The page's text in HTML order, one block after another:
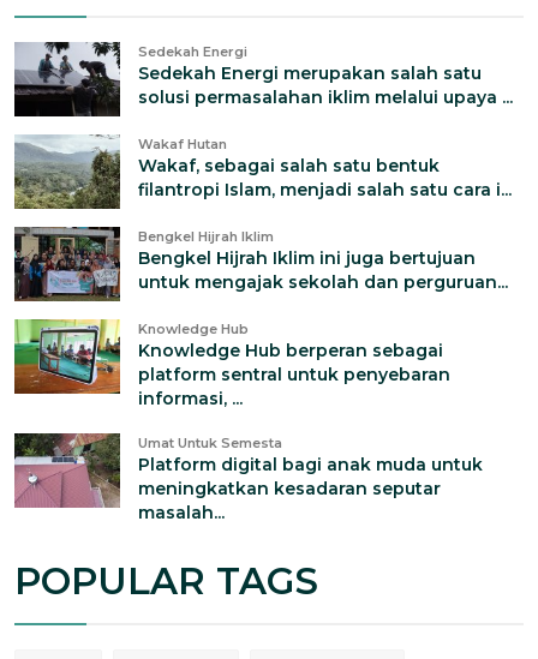
Sedekah Energi
Sedekah Energi merupakan salah satu
solusi permasalahan iklim melalui upaya ...
Wakaf Hutan
Wakaf, sebagai salah satu bentuk
filantropi Islam, menjadi salah satu cara i...
Bengkel Hijrah Iklim
Bengkel Hijrah Iklim ini juga bertujuan
untuk mengajak sekolah dan perguruan...
Knowledge Hub
Knowledge Hub berperan sebagai
platform sentral untuk penyebaran
informasi, ...
Umat Untuk Semesta
Platform digital bagi anak muda untuk
meningkatkan kesadaran seputar
masalah...
POPULAR TAGS